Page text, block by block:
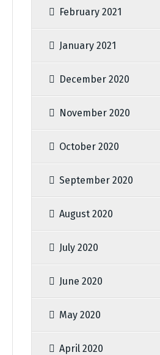
February 2021
January 2021
December 2020
November 2020
October 2020
September 2020
August 2020
July 2020
June 2020
May 2020
April 2020